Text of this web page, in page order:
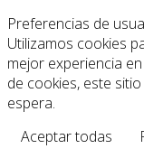
Preferencias de
Utilizamos cookies
mejor experiencia
de cookies, este
espera.
Aceptar todas